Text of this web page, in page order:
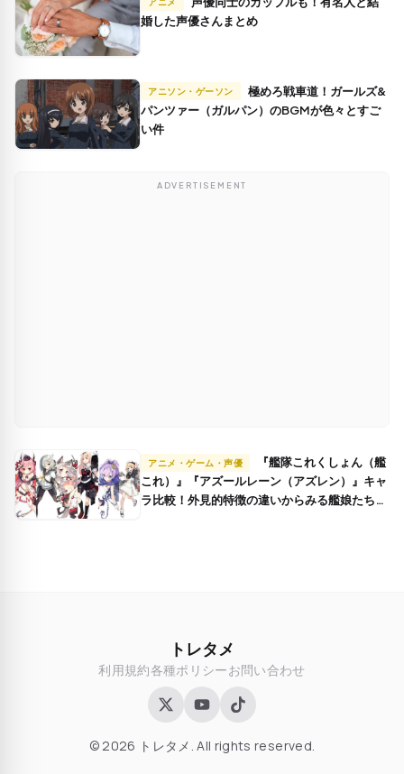
婚した声優さんまとめ
アニソン・ゲーソン
パンツァー（ガルパン）のBGMが色々とすご
い件
ADVERTISEMENT
アニメ・ゲーム・声優
これ）』『アズールレーン（アズレン）』キャ
ラ比較！外見的特徴の違いからみる艦娘たちの
トレタメ
利用規約各種ポリシーお問い合わせ
© 2026 トレタメ. All rights reserved.